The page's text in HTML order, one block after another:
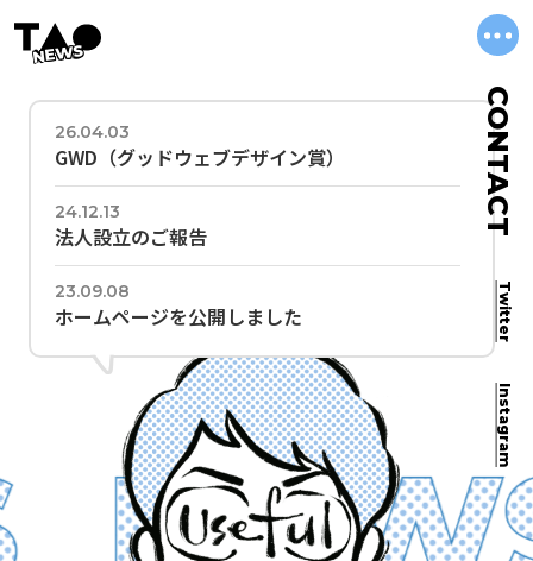
NEWS
CONTACT
Twitter
Instagram
26.04.03
GWD（グッドウェブデザイン賞）
24.12.13
法人設立のご報告
23.09.08
ホームページを公開しました